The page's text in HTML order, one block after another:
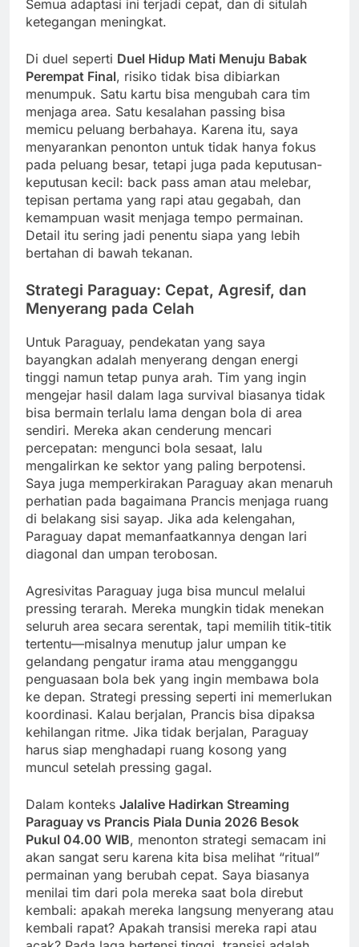
Semua adaptasi ini terjadi cepat, dan di situlah
ketegangan meningkat.
Di duel seperti Duel Hidup Mati Menuju Babak
Perempat Final, risiko tidak bisa dibiarkan
menumpuk. Satu kartu bisa mengubah cara tim
menjaga area. Satu kesalahan passing bisa
memicu peluang berbahaya. Karena itu, saya
menyarankan penonton untuk tidak hanya fokus
pada peluang besar, tetapi juga pada keputusan-
keputusan kecil: back pass aman atau melebar,
tepisan pertama yang rapi atau gegabah, dan
kemampuan wasit menjaga tempo permainan.
Detail itu sering jadi penentu siapa yang lebih
bertahan di bawah tekanan.
Strategi Paraguay: Cepat, Agresif, dan
Menyerang pada Celah
Untuk Paraguay, pendekatan yang saya
bayangkan adalah menyerang dengan energi
tinggi namun tetap punya arah. Tim yang ingin
mengejar hasil dalam laga survival biasanya tidak
bisa bermain terlalu lama dengan bola di area
sendiri. Mereka akan cenderung mencari
percepatan: mengunci bola sesaat, lalu
mengalirkan ke sektor yang paling berpotensi.
Saya juga memperkirakan Paraguay akan menaruh
perhatian pada bagaimana Prancis menjaga ruang
di belakang sisi sayap. Jika ada kelengahan,
Paraguay dapat memanfaatkannya dengan lari
diagonal dan umpan terobosan.
Agresivitas Paraguay juga bisa muncul melalui
pressing terarah. Mereka mungkin tidak menekan
seluruh area secara serentak, tapi memilih titik-titik
tertentu—misalnya menutup jalur umpan ke
gelandang pengatur irama atau mengganggu
penguasaan bola bek yang ingin membawa bola
ke depan. Strategi pressing seperti ini memerlukan
koordinasi. Kalau berjalan, Prancis bisa dipaksa
kehilangan ritme. Jika tidak berjalan, Paraguay
harus siap menghadapi ruang kosong yang
muncul setelah pressing gagal.
Dalam konteks Jalalive Hadirkan Streaming
Paraguay vs Prancis Piala Dunia 2026 Besok
Pukul 04.00 WIB, menonton strategi semacam ini
akan sangat seru karena kita bisa melihat “ritual”
permainan yang berubah cepat. Saya biasanya
menilai tim dari pola mereka saat bola direbut
kembali: apakah mereka langsung menyerang atau
kembali rapat? Apakah transisi mereka rapi atau